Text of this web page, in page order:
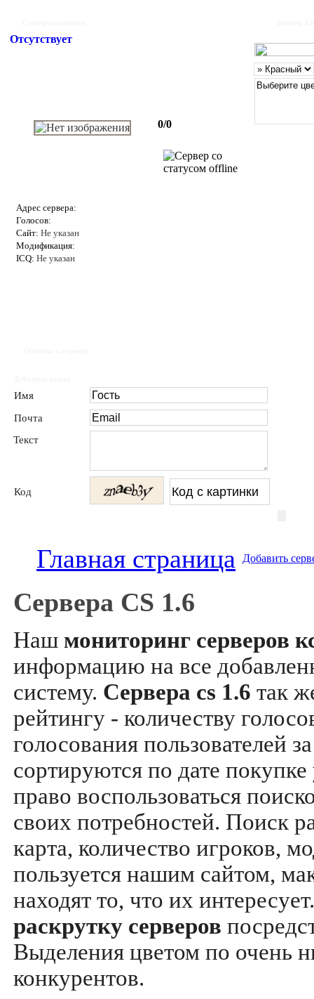
Отсутствует
0/0
Адрес сервера:
Голосов:
Сайт: Не указан
Модификация:
ICQ: Не указан
Имя
Почта
Текст
Код
Главная страница Добавить
Сервера CS 1.6
Наш мониторинг серверов
информацию на все
систему. Сервера cs 1.6 так
рейтингу - количеству
голосования пользователей
сортируются по дате
право воспользоваться
своих потребностей. Поиск
карта, количество игроков,
пользуется нашим сайтом,
находят то, что их
раскрутку серверов
Выделения цветом по очень
конкурентов.